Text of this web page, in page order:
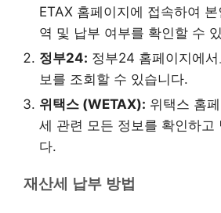
ETAX 홈페이지에 접속하여
역 및 납부 여부를 확인할 수
정부24: 정부24 홈페이지에
보를 조회할 수 있습니다.
위택스 (WETAX): 위택스 홈
세 관련 모든 정보를 확인하고
다.
재산세 납부 방법